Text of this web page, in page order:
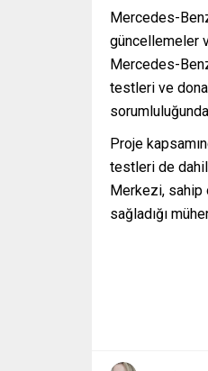
Mercedes-
güncellemeler
Mercedes-
testleri ve
Proje
testleri de
Merkezi, sahip
sağladığı